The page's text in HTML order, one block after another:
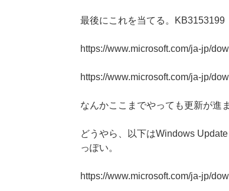
最後にこれを当てる。KB3153199
https://www.microsoft.com/ja-jp/
https://www.microsoft.com/ja-jp/
なんかここまでやっても更新が進
どうやら、以下はWindows
っぽい。
https://www.microsoft.com/ja-jp/